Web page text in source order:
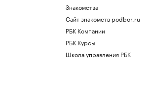
Знакомства
Сайт знакомств podbor.ru
РБК Компании
РБК Курсы
Школа управления РБК